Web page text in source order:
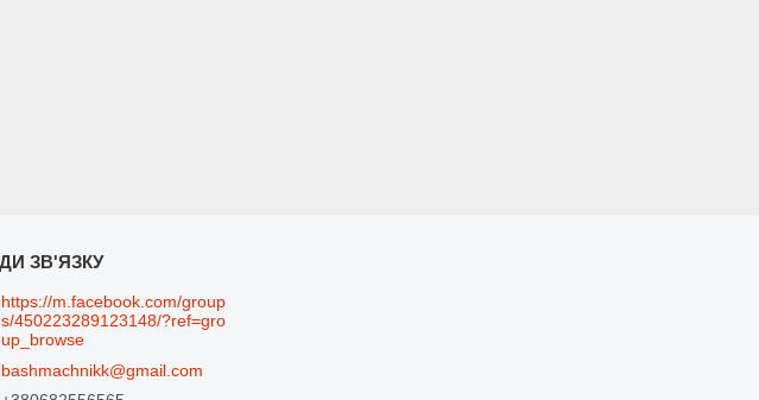
https://m.facebook.com/group
s/450223289123148/?ref=gro
up_browse
bashmachnikk@gmail.com